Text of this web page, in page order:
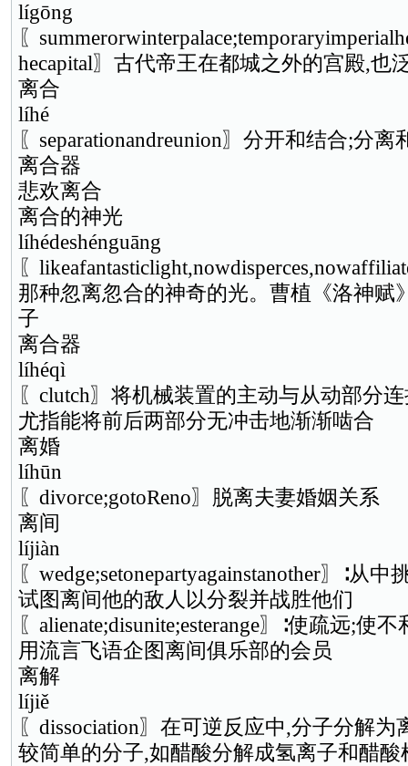
lígōng
〖
hecapital〗古代帝王在都城之外的宫殿,也
离合
líhé
〖separationandreunion〗分开和结合;分离
离合器
悲欢离合
离合的神光
líhédeshénguāng
〖
那种忽离忽合的神奇的光。曹植《洛神赋
子
离合器
líhéqì
〖clutch〗将机械装置的主动与从动部分
尤指能将前后两部分无冲击地渐渐啮合
离婚
líhūn
〖divorce;gotoReno〗脱离夫妻婚姻关系
离间
líjiàn
〖wedge;setonepartyagainstanother〗∶从中
试图离间他的敌人以分裂并战胜他们
〖alienate;disunite;esterange〗∶使疏远;使不
用流言飞语企图离间俱乐部的会员
离解
líjiě
〖dissociation〗在可逆反应中,分子分解
较简单的分子,如醋酸分解成氢离子和醋